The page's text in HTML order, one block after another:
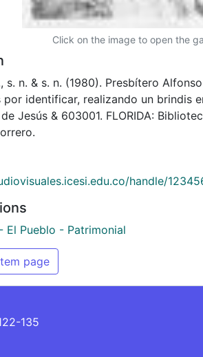
Click on the image to open the
s. n. & s. n. (1980). Presbítero
por identificar, realizando un brindis
Jesús & 603001. FLORIDA:
handle/
El Pueblo - Patrimonial
page
135